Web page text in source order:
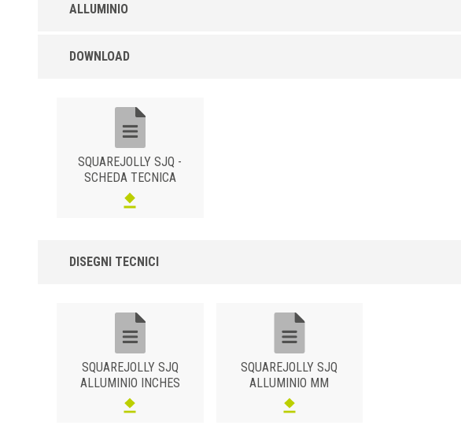
ALLUMINIO
Brillantato
anodizzata brillantata con effetto Cromato (ASB) per
l’accostamento cromatico con gli accessori del bagno.
DOWNLOAD
SQUAREJOLLY SJQ -
SCHEDA TECNICA
DISEGNI TECNICI
SQUAREJOLLY SJQ
ALLUMINIO INCHES
SQUAREJOLLY SJQ
ALLUMINIO MM